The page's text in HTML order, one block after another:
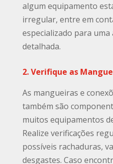
algum equipamento
irregular, entre em
especializado para uma
detalhada.
2. Verifique as
As mangueiras e
também são
muitos equipamentos
Realize verificações
possíveis rachaduras,
desgastes. Caso